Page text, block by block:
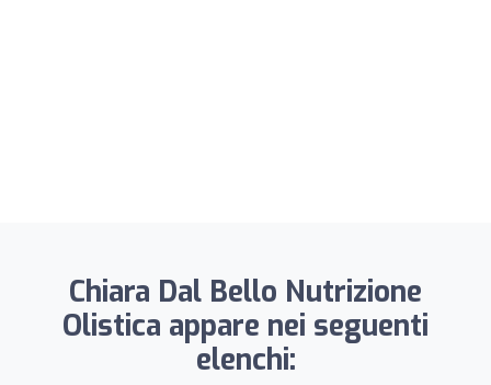
Chiara Dal Bello Nutrizione
Olistica appare nei seguenti
elenchi: